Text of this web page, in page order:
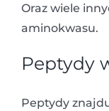
Oraz wiele
aminokwasu.
Peptydy
Peptydy